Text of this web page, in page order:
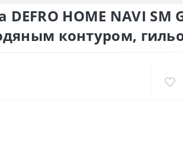
HOME NAVI SM
контуром,